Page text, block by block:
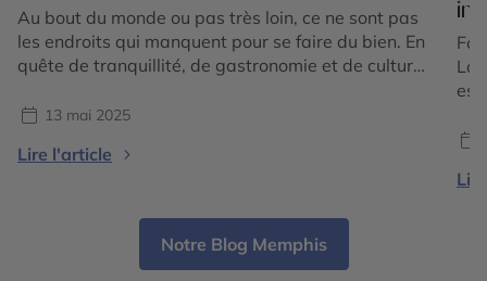
Au bout du monde ou pas très loin, ce ne sont pas
les endroits qui manquent pour se faire du bien. En
quête de tranquillité, de gastronomie et de culture,
toutes ces envies. Chacune, dans des styles très
13 mai 2025
Lire l'article
est
du
Notre Blog Memphis